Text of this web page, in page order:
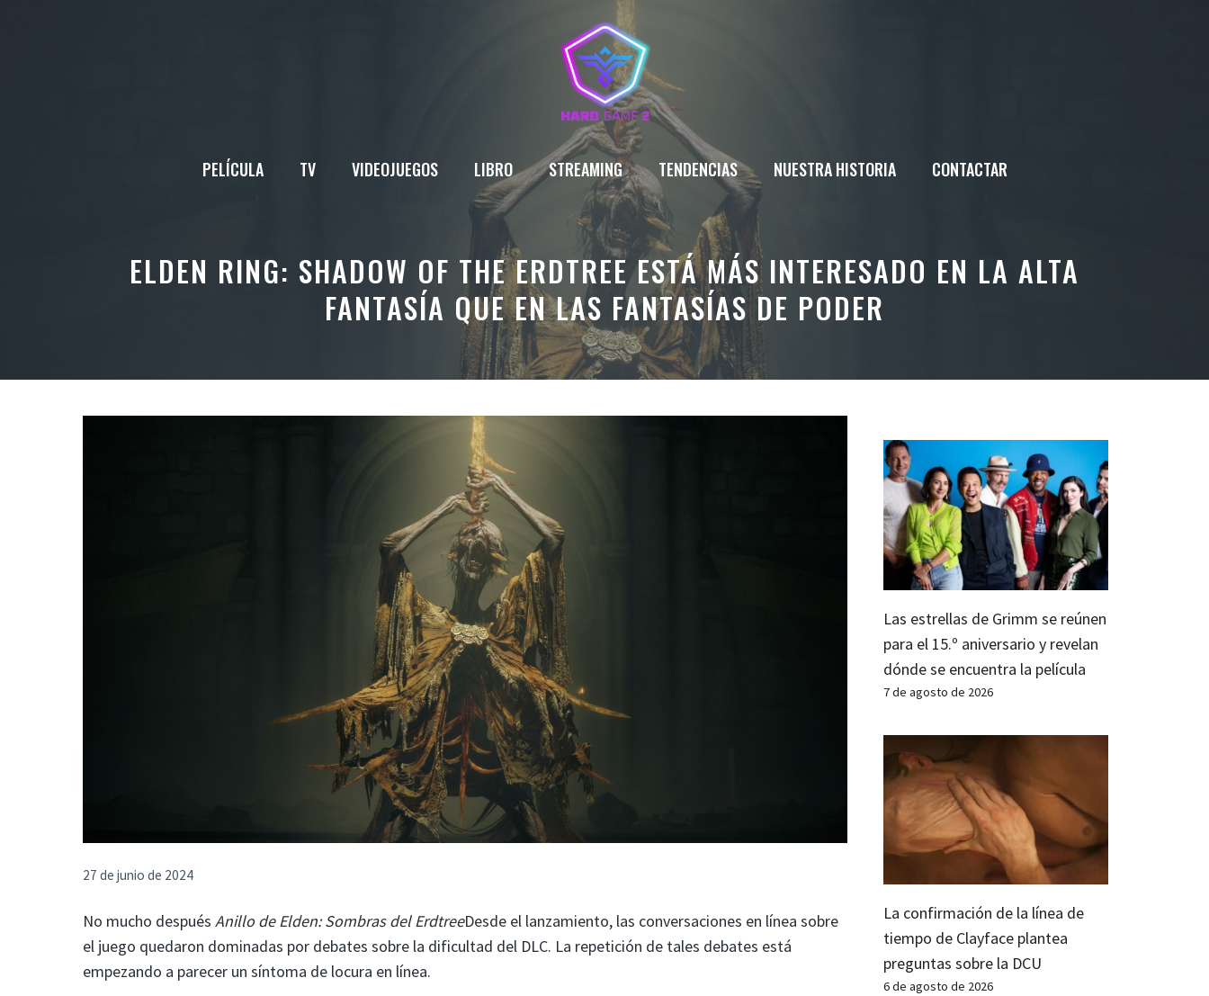
PELÍCULA TV VIDEOJUEGOS LIBRO STREAMING TENDENCIAS NUESTRA HISTORIA CONTACTAR
ELDEN RING: SHADOW OF THE ERDTREE ESTÁ MÁS INTERESADO EN LA ALTA
FANTASÍA QUE EN LAS FANTASÍAS DE PODER
27 de junio de 2024
No mucho después Anillo de Elden: Sombras del ErdtreeDesde el lanzamiento, las conversaciones en línea sobre
el juego quedaron dominadas por debates sobre la dificultad del DLC. La repetición de tales debates está
empezando a parecer un síntoma de locura en línea.
Las estrellas de Grimm se reúnen
para el 15.º aniversario y revelan
dónde se encuentra la película
7 de agosto de 2026
La confirmación de la línea de
tiempo de Clayface plantea
preguntas sobre la DCU
6 de agosto de 2026